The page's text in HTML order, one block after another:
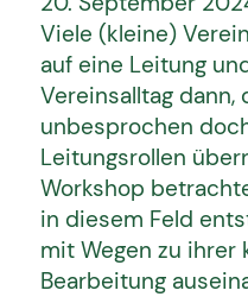
Viele (kleine)
auf eine Leitung
Vereinsalltag dann,
unbesprochen
Leitungsrollen
Workshop
in diesem Feld
mit Wegen zu ihrer
Bearbeitung